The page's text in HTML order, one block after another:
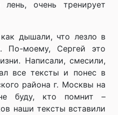
очень тренирует
дышали, что лезло в
По-моему, Сергей это
Написали, смесили,
все тексты и понес в
района г. Москвы на
буду, кто помнит –
наши тексты вставили